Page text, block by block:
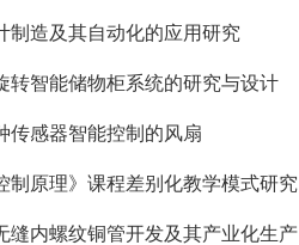
造及其自动化的应用研究
智能储物柜系统的研究与设计
感器智能控制的风扇
原理》课程差别化教学模式研究
内螺纹铜管开发及其产业化生产